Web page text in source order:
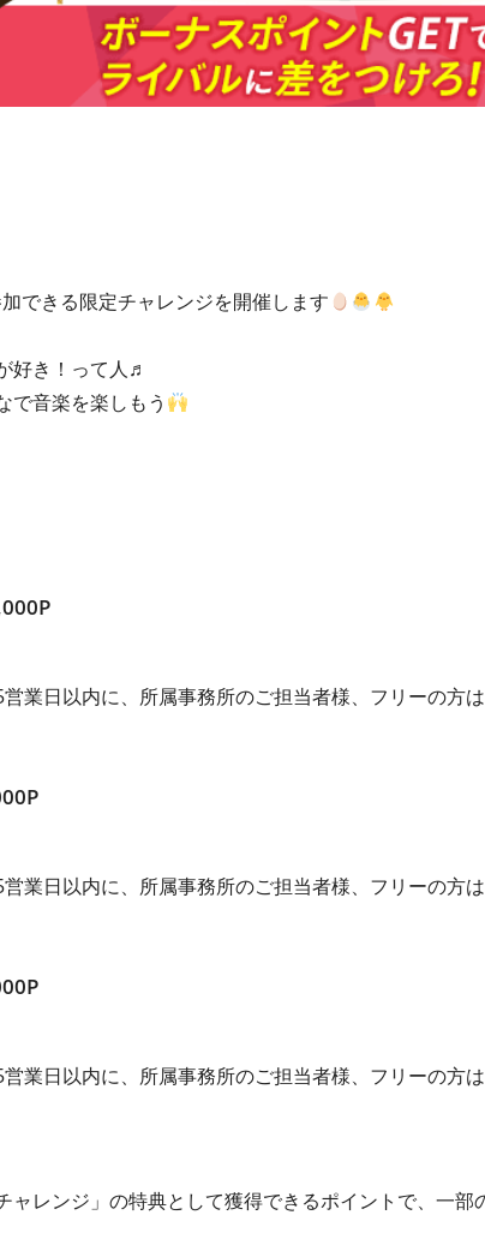
できる限定チャレンジを開催します
好き！って人♬
で音楽を楽しもう
業日以内に、所属事務所のご担当者様、フリーの方
業日以内に、所属事務所のご担当者様、フリーの方
業日以内に、所属事務所のご担当者様、フリーの方
ャレンジ」の特典として獲得できるポイントで、一